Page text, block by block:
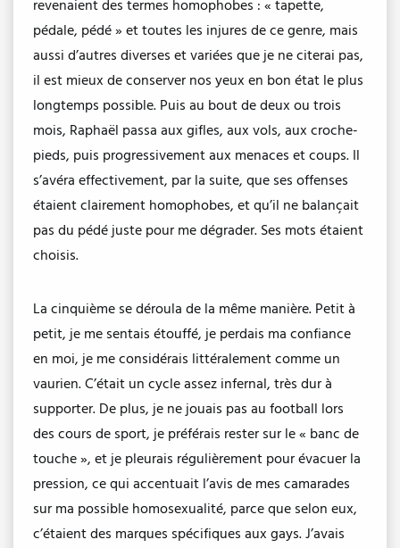
revenaient des termes homophobes : « tapette,
pédale, pédé » et toutes les injures de ce genre, mais
aussi d’autres diverses et variées que je ne citerai pas,
il est mieux de conserver nos yeux en bon état le plus
longtemps possible. Puis au bout de deux ou trois
mois, Raphaël passa aux gifles, aux vols, aux croche-
pieds, puis progressivement aux menaces et coups. Il
s’avéra effectivement, par la suite, que ses offenses
étaient clairement homophobes, et qu’il ne balançait
pas du pédé juste pour me dégrader. Ses mots étaient
choisis.
La cinquième se déroula de la même manière. Petit à
petit, je me sentais étouffé, je perdais ma confiance
en moi, je me considérais littéralement comme un
vaurien. C’était un cycle assez infernal, très dur à
supporter. De plus, je ne jouais pas au football lors
des cours de sport, je préférais rester sur le « banc de
touche », et je pleurais régulièrement pour évacuer la
pression, ce qui accentuait l’avis de mes camarades
sur ma possible homosexualité, parce que selon eux,
c’étaient des marques spécifiques aux gays. J’avais